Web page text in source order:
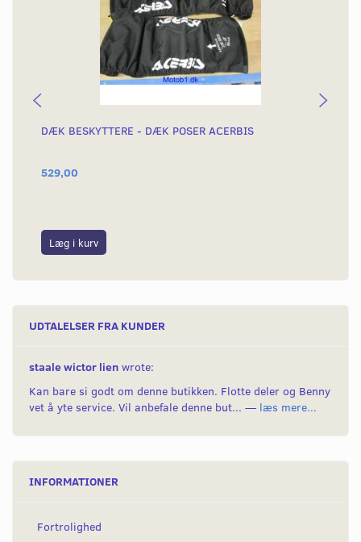
DÆK BESKYTTERE - DÆK POSER ACERBIS
529,00
Læg i kurv
UDTALELSER FRA KUNDER
staale wictor lien wrote:
Kan bare si godt om denne butikken. Flotte deler og Benny
vet å yte service. Vil anbefale denne but... — læs mere...
INFORMATIONER
Fortrolighed